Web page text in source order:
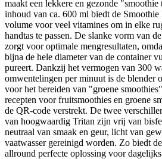
maakt een lekkere en gezonde
inhoud van ca. 600 ml biedt de
volume voor veel vitamines om in elke
handtas te passen. De slanke vorm van
zorgt voor optimale mengresultaten,
bijna de hele diameter van de container
pureert. Dankzij het vermogen van 300
omwentelingen per minuut is de blender
voor het bereiden van "groene
recepten voor fruitsmoothies en groene
de QR-code verstrekt. De twee
van hoogwaardig Tritan zijn vrij van
neutraal van smaak en geur, licht van
vaatwasser gereinigd worden. Zo biedt
allround perfecte oplossing voor